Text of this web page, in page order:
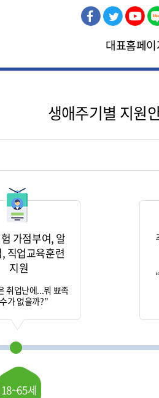
대표홈페이
생애주기별 지원
18~65세
가점부여, 알
직업교육훈련
지원
취업난에...뭐 뾰족
가 없을까?”